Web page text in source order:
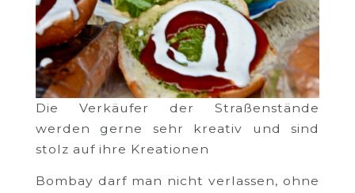
Die Verkäufer der Straßenstände
werden gerne sehr kreativ und sind
stolz auf ihre Kreationen
Bombay darf man nicht verlassen, ohne